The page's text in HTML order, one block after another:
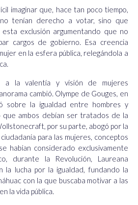
imaginar que, hace tan poco tiempo,
tenían derecho a votar, sino que
esta exclusión argumentando que no
cargos de gobierno. Esa creencia
en la esfera pública, relegándola a
a la valentía y visión de mujeres
cambió. Olympe de Gouges, en
sobre la igualdad entre hombres y
que ambos debían ser tratados de la
por su parte, abogó por la
para las mujeres, conceptos
habían considerado exclusivamente
durante la Revolución, Laureana
la lucha por la igualdad, fundando la
con la que buscaba motivar a las
la vida pública.